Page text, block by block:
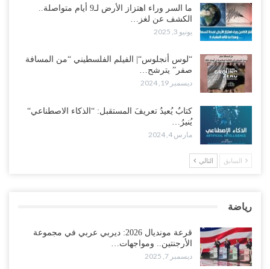
ما السر وراء اهتزاز الأرض لـ9 أيام متواصلة..
الكشف عن لغز…
يونيو 3, 2025
“لوس أنجلوس“| الفيلم الفلسطيني “من المسافة
صفر” يترشح…
ديسمبر 19, 2024
كتابٌ يُعيدُ تعريفَ المستقبل: “الذكاء الاصطناعي“
يُنيرُ…
مارس 4, 2024
السابق التالي
رياضة
قرعة مونديال 2026: ديربي عربي في مجموعة
الأرجنتين.. ومواجهات…
ديسمبر 7, 2025